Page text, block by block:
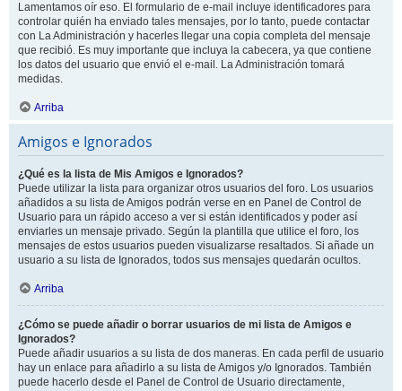
Lamentamos oír eso. El formulario de e-mail incluye identificadores para
controlar quién ha enviado tales mensajes, por lo tanto, puede contactar
con La Administración y hacerles llegar una copia completa del mensaje
que recibió. Es muy importante que incluya la cabecera, ya que contiene
los datos del usuario que envió el e-mail. La Administración tomará
medidas.
Arriba
Amigos e Ignorados
¿Qué es la lista de Mis Amigos e Ignorados?
Puede utilizar la lista para organizar otros usuarios del foro. Los usuarios
añadidos a su lista de Amigos podrán verse en en Panel de Control de
Usuario para un rápido acceso a ver si están identificados y poder así
enviarles un mensaje privado. Según la plantilla que utilice el foro, los
mensajes de estos usuarios pueden visualizarse resaltados. Si añade un
usuario a su lista de Ignorados, todos sus mensajes quedarán ocultos.
Arriba
¿Cómo se puede añadir o borrar usuarios de mi lista de Amigos e
Ignorados?
Puede añadir usuarios a su lista de dos maneras. En cada perfil de usuario
hay un enlace para añadirlo a su lista de Amigos y/o Ignorados. También
puede hacerlo desde el Panel de Control de Usuario directamente,